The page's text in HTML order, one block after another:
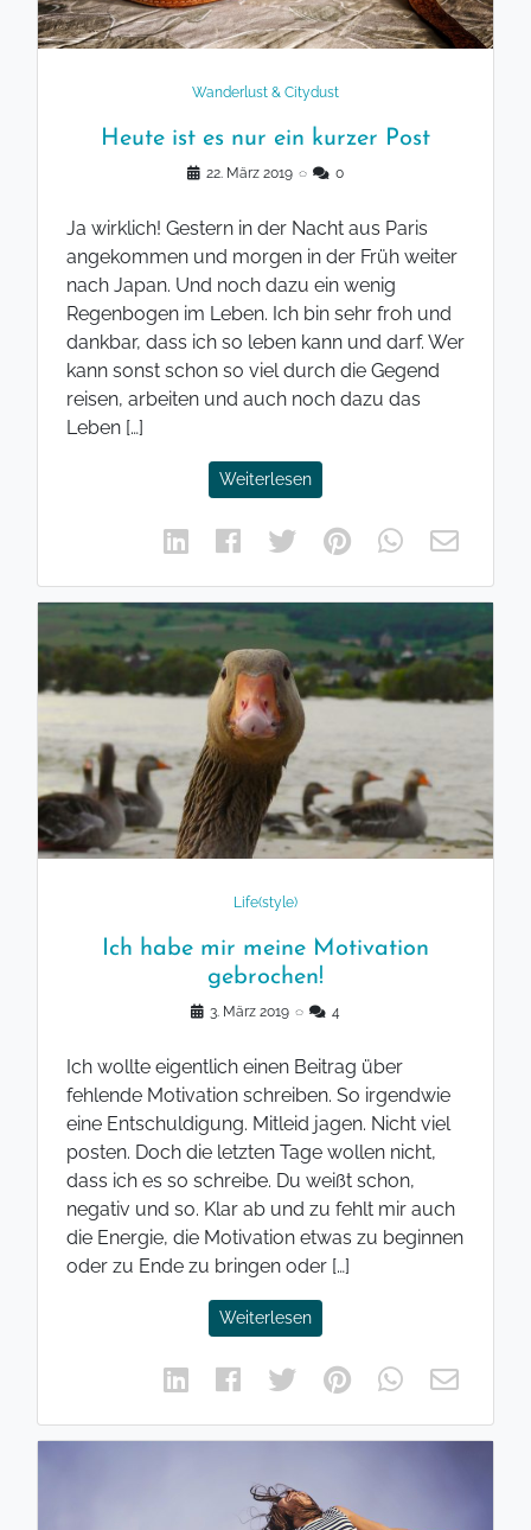
Wanderlust & Citydust
Heute ist es nur ein kurzer Post
22. März 2019 ◌ 0
Ja wirklich! Gestern in der Nacht aus Paris
angekommen und morgen in der Früh weiter
nach Japan. Und noch dazu ein wenig
Regenbogen im Leben. Ich bin sehr froh und
dankbar, dass ich so leben kann und darf. Wer
kann sonst schon so viel durch die Gegend
reisen, arbeiten und auch noch dazu das
Leben […]
Weiterlesen
Life(style)
Ich habe mir meine Motivation
gebrochen!
3. März 2019 ◌ 4
Ich wollte eigentlich einen Beitrag über
fehlende Motivation schreiben. So irgendwie
eine Entschuldigung. Mitleid jagen. Nicht viel
posten. Doch die letzten Tage wollen nicht,
dass ich es so schreibe. Du weißt schon,
negativ und so. Klar ab und zu fehlt mir auch
die Energie, die Motivation etwas zu beginnen
oder zu Ende zu bringen oder […]
Weiterlesen